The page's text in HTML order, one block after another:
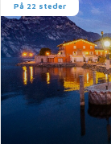
På 22 steder